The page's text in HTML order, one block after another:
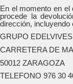
En el momento en
procede la
dirección,
GRUPO EDELVIVES
CARRETERA DE
50012 ZARAGOZA
TELEFONO 976 30